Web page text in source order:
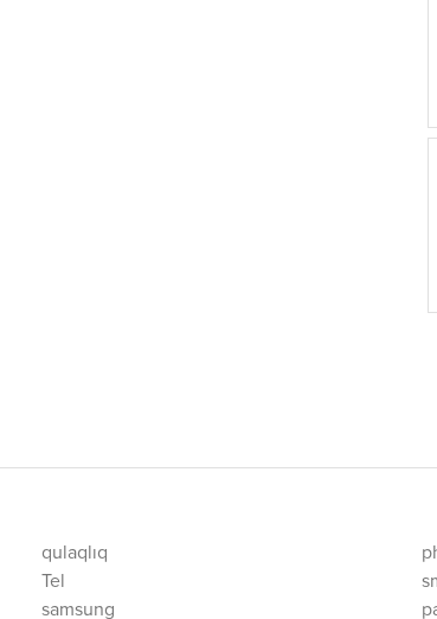
qulaqlıq
Tel
samsung